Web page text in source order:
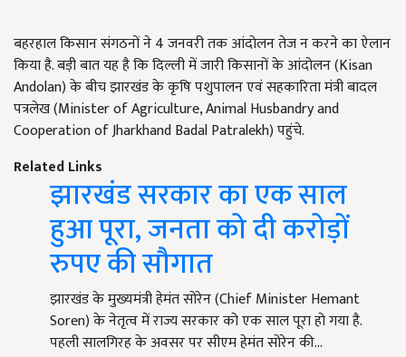
बहरहाल किसान संगठनों ने 4 जनवरी तक आंदोलन तेज न करने का ऐलान
किया है. बड़ी बात यह है कि दिल्ली में जारी किसानों के आंदोलन (Kisan
Andolan) के बीच झारखंड के कृषि पशुपालन एवं सहकारिता मंत्री बादल
पत्रलेख (Minister of Agriculture, Animal Husbandry and
Cooperation of Jharkhand Badal Patralekh) पहुंचे.
Related Links
झारखंड सरकार का एक साल
हुआ पूरा, जनता को दी करोड़ों
रुपए की सौगात
झारखंड के मुख्यमंत्री हेमंत सोरेन (Chief Minister Hemant
Soren) के नेतृत्व में राज्य सरकार को एक साल पूरा हो गया है.
पहली सालगिरह के अवसर पर सीएम हेमंत सोरेन की…